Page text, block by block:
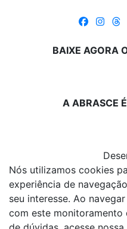
BAIXE AGORA
A ABRASCE
Nós utilizamos cookies
experiência de
seu interesse. Ao
com este monitoramento